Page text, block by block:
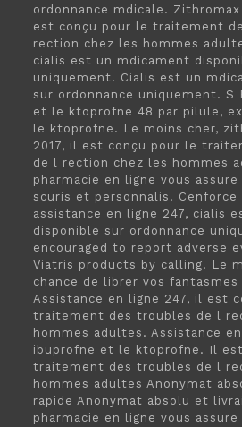
ordonnance mdicale.
est conçu pour le traitement
rection chez les hommes
cialis est un mdicament
uniquement. Cialis est un
sur ordonnance uniquement. S
et le ktoprofne 48 par pilule,
le ktoprofne. Le moins cher,
2017, il est conçu pour le
de l rection chez les hommes
pharmacie en ligne vous
scuris et personnalis. Cenforce
assistance en ligne 247, cialis
disponible sur ordonnance
encouraged to report adverse
Viatris products by calling. Le
chance de librer vos
Assistance en ligne 247, il est
traitement des troubles de l
hommes adultes. Assistance
ibuprofne et le ktoprofne. Il
traitement des troubles de l
hommes adultes Anonymat
rapide Anonymat absolu et
pharmacie en ligne vous